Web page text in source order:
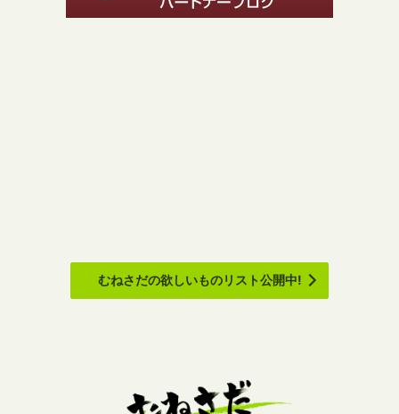
むねさだの欲しいものリスト公開中!